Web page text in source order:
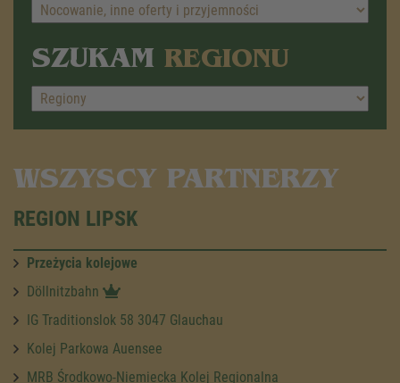
SZUKAM REGIONU
WSZYSCY PARTNERZY
REGION LIPSK
Przeżycia kolejowe
Döllnitzbahn
IG Traditionslok 58 3047 Glauchau
Kolej Parkowa Auensee
MRB Środkowo-Niemiecka Kolej Regionalna